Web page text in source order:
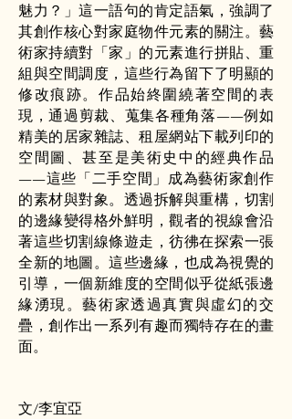
魅力？」這一語句的肯定語氣，強調了
其創作核心對家庭物件元素的關注。藝
術家持續對「家」的元素進行拼貼、重
組與空間調度，這些行為留下了明顯的
修改痕跡。作品始終圍繞著空間的表
現，通過剪裁、蒐集各種角落——例如
精美的居家雜誌、租屋網站下載列印的
空間圖、甚至是美術史中的經典作品
——這些「二手空間」成為藝術家創作
的素材與對象。透過拆解與重構，切割
的邊緣變得格外鮮明，觀者的視線會沿
著這些切割線條遊走，彷彿在探索一張
全新的地圖。這些邊緣，也成為視覺的
引導，一個新維度的空間似乎從紙張邊
緣湧現。藝術家透過真實與虛幻的交
疊，創作出一系列有趣而獨特存在的畫
面。
文/李宜亞